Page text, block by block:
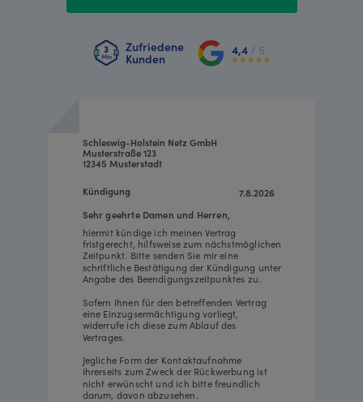
Zufriedene
Kunden
4,4 / 5
7.8.2026
Schleswig-Holstein Netz GmbH
Musterstraße 123
12345 Musterstadt
hiermit kündige ich meinen Vertrag
fristgerecht, hilfsweise zum nächstmöglichen
Zeitpunkt. Bitte senden Sie mir eine
schriftliche Bestätigung der Kündigung unter
Angabe des Beendigungszeitpunktes zu.
Sofern Ihnen für den betreffenden Vertrag
eine Einzugsermächtigung vorliegt,
widerrufe ich diese zum Ablauf des
Vertrages.
Jegliche Form der Kontaktaufnahme
Ihrerseits zum Zweck der Rückwerbung ist
nicht erwünscht und ich bitte freundlich
darum, davon abzusehen.
Sehr geehrte Damen und Herren,
Kündigung